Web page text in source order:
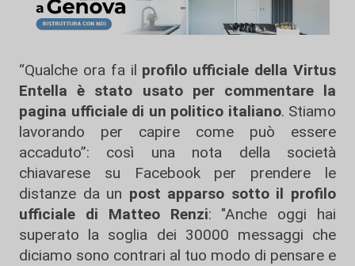
“Qualche ora fa il profilo ufficiale della Virtus
Entella è stato usato per commentare la
pagina ufficiale di un politico italiano. Stiamo
lavorando per capire come può essere
accaduto”: così una nota della società
chiavarese su Facebook per prendere le
distanze da un post apparso sotto il profilo
ufficiale di Matteo Renzi: "Anche oggi hai
superato la soglia dei 30000 messaggi che
diciamo sono contrari al tuo modo di pensare e